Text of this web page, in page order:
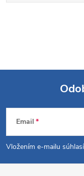
Z
á
p
Email
Vložením e-mailu